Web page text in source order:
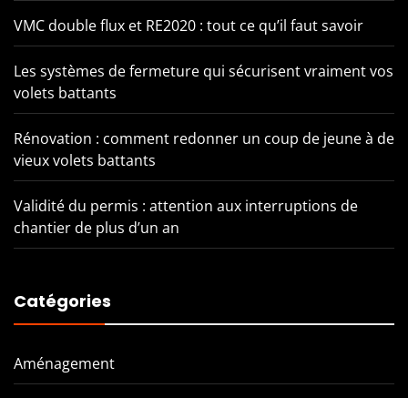
VMC double flux et RE2020 : tout ce qu’il faut savoir
Les systèmes de fermeture qui sécurisent vraiment vos
volets battants
Rénovation : comment redonner un coup de jeune à de
vieux volets battants
Validité du permis : attention aux interruptions de
chantier de plus d’un an
Catégories
Aménagement